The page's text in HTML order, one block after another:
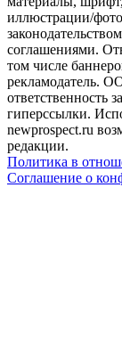
иллюстрации/
соглашениями.
том числе
рекламодатель.
ответственность
гиперссылки.
newprospect.ru
редакции.
Политика в
Соглашение о